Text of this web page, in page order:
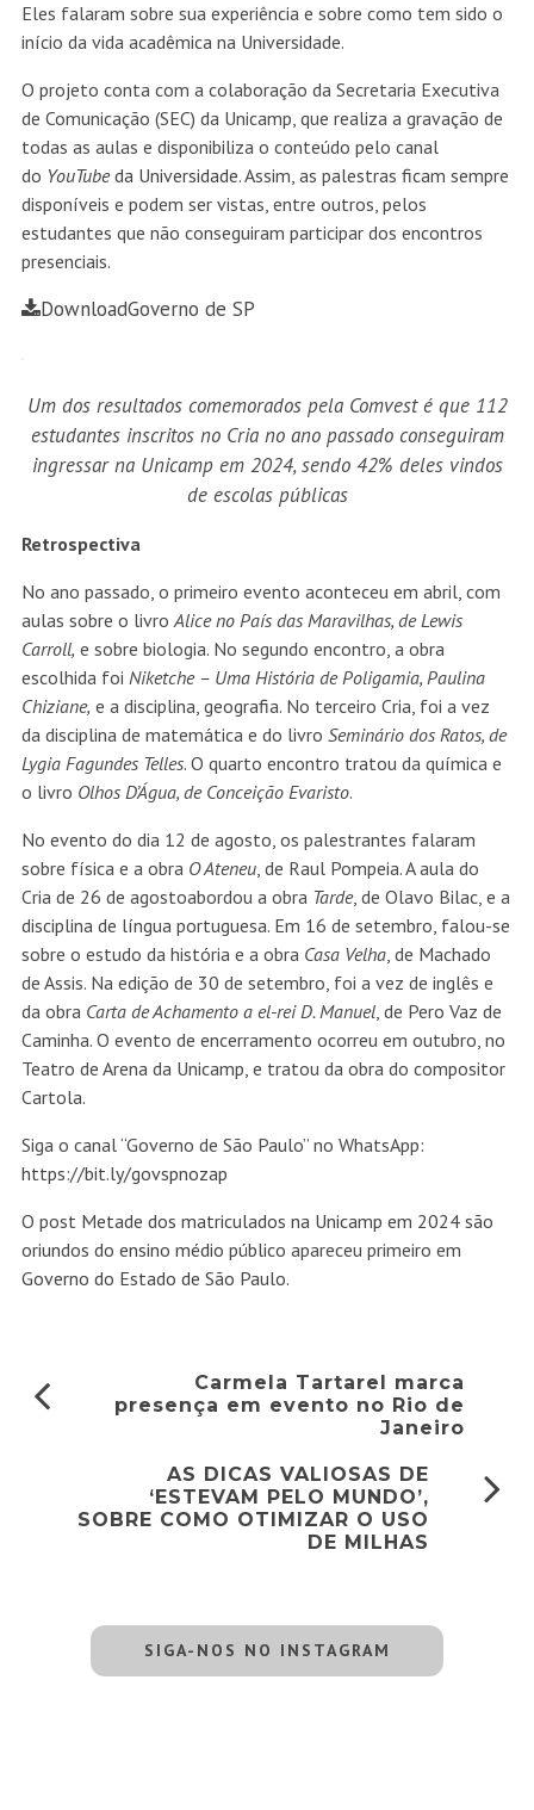
Eles falaram sobre sua experiência e sobre como tem sido o
início da vida acadêmica na Universidade.
O projeto conta com a colaboração da Secretaria Executiva
de Comunicação (SEC) da Unicamp, que realiza a gravação de
todas as aulas e disponibiliza o conteúdo pelo canal
do YouTubeda Universidade. Assim, as palestras ficam sempre
disponíveis e podem ser vistas, entre outros, pelos
estudantes que não conseguiram participar dos encontros
presenciais.
DownloadGoverno de SP
Um dos resultados comemorados pela Comvest é que 112
estudantes inscritos no Cria no ano passado conseguiram
ingressar na Unicamp em 2024, sendo 42% deles vindos
de escolas públicas
Retrospectiva
No ano passado, o primeiro evento aconteceu em abril, com
aulas sobre o livroAlice no País das Maravilhas, de Lewis
Carroll, e sobre biologia. No segundo encontro, a obra
escolhida foi Niketche – Uma História de Poligamia, Paulina
Chiziane, e a disciplina, geografia. No terceiro Cria, foi a vez
da disciplina de matemática e do livro Seminário dos Ratos, de
Lygia Fagundes Telles. O quarto encontro tratou da química e
o livro Olhos D’Água, de Conceição Evaristo.
No evento do dia 12 de agosto, os palestrantes falaram
sobre física e a obra O Ateneu, de Raul Pompeia. A aula do
Cria de 26 de agostoabordou a obra Tarde, de Olavo Bilac, e a
disciplina de língua portuguesa. Em 16 de setembro, falou-se
sobre o estudo da história e a obra Casa Velha, de Machado
de Assis. Na edição de 30 de setembro, foi a vez de inglês e
da obra Carta de Achamento a el-rei D. Manuel, de Pero Vaz de
Caminha. O evento de encerramento ocorreu em outubro, no
Teatro de Arena da Unicamp, e tratou da obra do compositor
Cartola.
Siga o canal “Governo de São Paulo” no WhatsApp:
https://bit.ly/govspnozap
O post Metade dos matriculados na Unicamp em 2024 são
oriundos do ensino médio público apareceu primeiro em
Governo do Estado de São Paulo.
Carmela Tartarel marca
presença em evento no Rio de
Janeiro
AS DICAS VALIOSAS DE
‘ESTEVAM PELO MUNDO’,
SOBRE COMO OTIMIZAR O USO
DE MILHAS
SIGA-NOS NO INSTAGRAM